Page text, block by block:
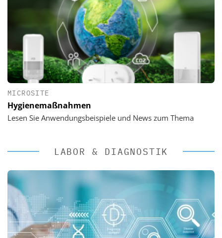
MICROSITE
Hygienemaßnahmen
Lesen Sie Anwendungsbeispiele und News zum Thema
LABOR & DIAGNOSTIK